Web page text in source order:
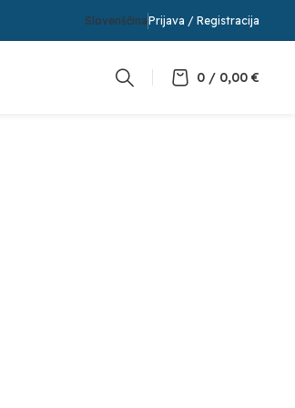
SlovenščinaPrijava / Registracija
0 / 0,00€